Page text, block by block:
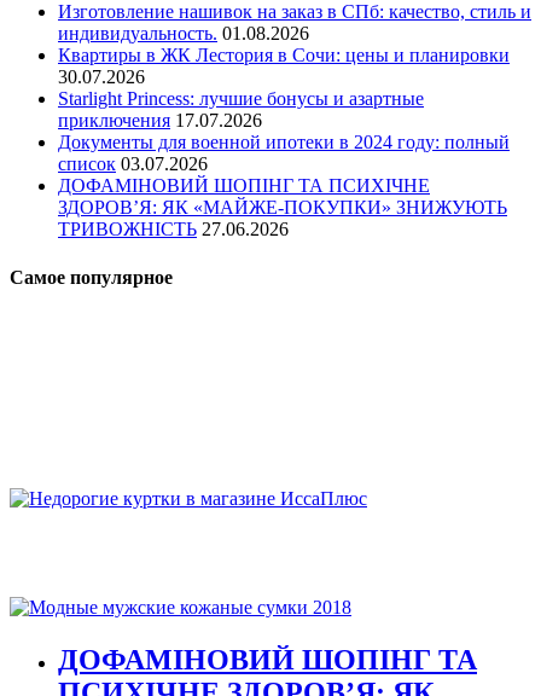
Изготовление нашивок на заказ в СПб: качество, стиль и
индивидуальность. 01.08.2026
Квартиры в ЖК Лестория в Сочи: цены и планировки
30.07.2026
Starlight Princess: лучшие бонусы и азартные
приключения 17.07.2026
Документы для военной ипотеки в 2024 году: полный
список 03.07.2026
ДОФАМІНОВИЙ ШОПІНГ ТА ПСИХІЧНЕ
ЗДОРОВ’Я: ЯК «МАЙЖЕ-ПОКУПКИ» ЗНИЖУЮТЬ
ТРИВОЖНІСТЬ 27.06.2026
Самое популярное
ДОФАМІНОВИЙ ШОПІНГ ТА